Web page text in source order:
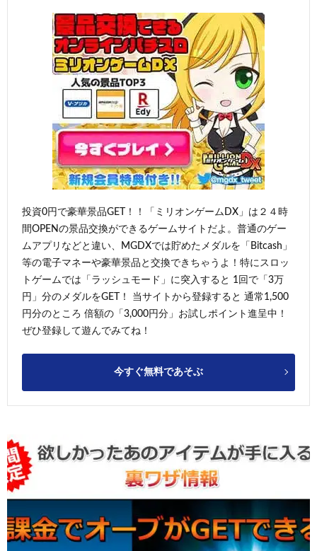
投資0円で豪華景品GET！！「ミリオンゲームDX」は２４時
間OPENの景品交換ができるゲームサイトだよ。普通のゲー
ムアプリなどと違い、MGDXでは貯めたメダルを「Bitcash」
等の電子マネーや豪華景品と交換できちゃうよ！特にスロッ
トゲームでは「ラッシュモード」に突入すると 1回で「3万
円」分のメダルをGET！ 当サイトから登録すると 通常1,500
円分のところ 倍額の「3,000円分」お試しポイント進呈中！
ぜひ登録して遊んでみてね！
今すぐ無料であそぶ